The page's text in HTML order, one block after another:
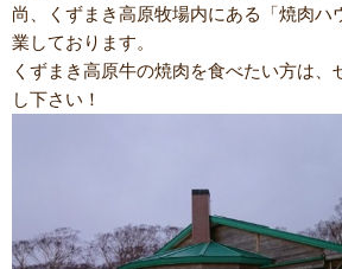
尚、くずまき高原牧場内にある「焼肉ハ
業しております。
くずまき高原牛の焼肉を食べたい方は、
し下さい！